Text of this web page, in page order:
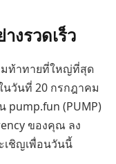
งรวดเร็ว
มท้าทายที่ใหญ่ที่สุด
วันที่ 20 กรกฎาคม
pump.fun (PUMP)
ของคุณ ลง
เชิญเพื่อนวันนี้